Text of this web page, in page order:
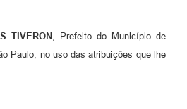
TIVERON , Prefeito do Município de
Paulo, no uso das atribuições que lhe